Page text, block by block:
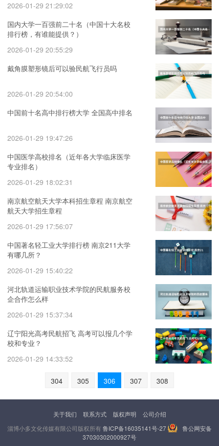
2026-01-29 21:29:02
国内大学一百强前二十名（中国十大名校
排行榜，有谁能提供？）
2026-01-29 20:55:29
戴角膜塑形镜后可以验民航飞行员吗
2026-01-29 20:54:00
中国前十名高中排行榜大学 全国高中排名
2026-01-29 19:47:26
中国医学高校排名（近年各大学临床医学
专业排名）
2026-01-29 18:02:31
南京航空航天大学本科招生章程 南京航空
航天大学招生章程
2026-01-29 17:56:07
中国著名轻工业大学排行榜 南京211大学
有哪几所？
2026-01-29 15:40:22
河北轨道运输职业技术学院的民航服务校
企合作怎么样
2026-01-29 15:37:34
辽宁阳光高考民航招飞 高考可以报几个学
校和专业？
2026-01-29 14:33:52
304 305 306 307 308
关于我们 联系方式 版权声明
公司介绍
淄博小多文化传媒有限公司版权所有鲁ICP备16035141号-27
鲁公网安备
37030302000927号